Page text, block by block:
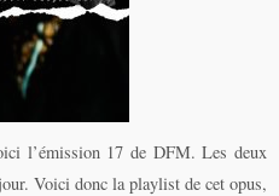
l’émission 17 de DFM. Les deux
Voici donc la playlist de cet opus,